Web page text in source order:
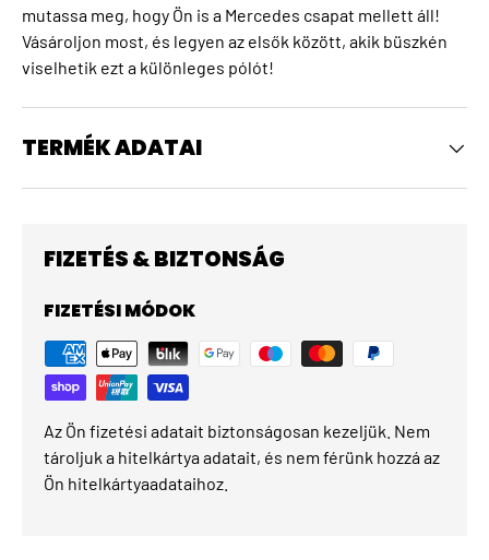
mutassa meg, hogy Ön is a Mercedes csapat mellett áll!
Vásároljon most, és legyen az elsők között, akik büszkén
viselhetik ezt a különleges pólót!
TERMÉK ADATAI
FIZETÉS & BIZTONSÁG
FIZETÉSI MÓDOK
Az Ön fizetési adatait biztonságosan kezeljük. Nem
tároljuk a hitelkártya adatait, és nem férünk hozzá az
Ön hitelkártyaadataihoz.